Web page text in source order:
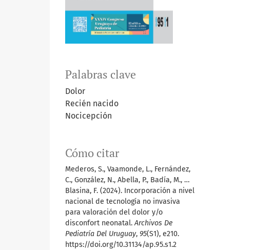
Palabras clave
Dolor
Recién nacido
Nocicepción
Cómo citar
Mederos, S., Vaamonde, L., Fernández,
C., González, N., Abella, P., Badía, M., …
Blasina, F. (2024). Incorporación a nivel
nacional de tecnología no invasiva
para valoración del dolor y/o
disconfort neonatal.Archivos De
Pediatría Del Uruguay, 95(S1), e210.
https://doi.org/10.31134/ap.95.s1.2